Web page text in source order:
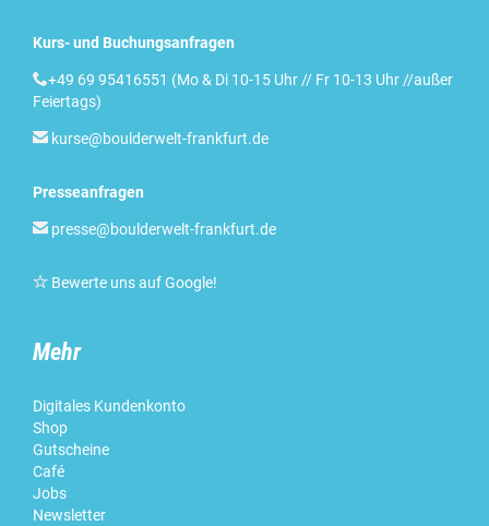
Kurs- und Buchungsanfragen
+49 69 95416551 (Mo & Di 10-15 Uhr // Fr 10-13 Uhr //außer
Feiertags)
 kurse@boulderwelt-frankfurt.de
Presseanfragen
 presse@boulderwelt-frankfurt.de
 Bewerte uns auf Google!
Mehr
Digitales Kundenkonto
Shop
Gutscheine
Café
Jobs
Newsletter